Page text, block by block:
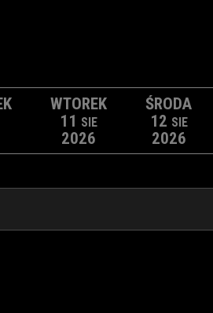
WTOREK
11 SIE
2026
ŚRODA
12 SIE
2026